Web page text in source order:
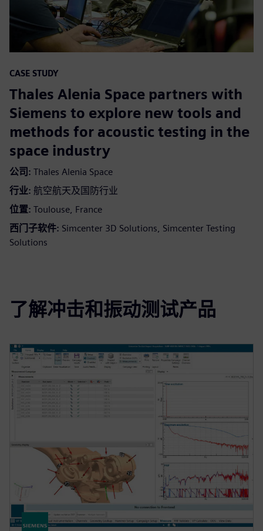
CASE STUDY
Thales Alenia Space partners with
Siemens to explore new tools and
methods for acoustic testing in the
space industry
公司: Thales Alenia Space
行业: 航空航天及国防行业
位置: Toulouse, France
西门子软件: Simcenter 3D Solutions, Simcenter Testing
Solutions
了解冲击和振动测试产品